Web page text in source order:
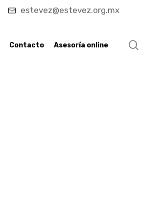
estevez@estevez.org.mx
Contacto Asesoría online